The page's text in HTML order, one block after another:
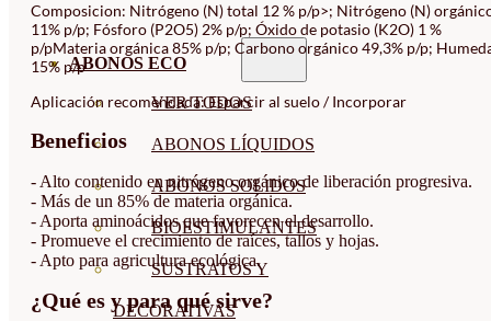
ABONOS ECO
VER TODOS
ABONOS LÍQUIDOS
ABONOS SOLIDOS
BIOESTIMULANTES
SUSTRATOS Y
DECORATIVAS
Composicion: Nitrógeno (N) total 12 % p/p>; Nitrógeno (N)
11% p/p; Fósforo (P2O5) 2% p/p; Óxido de potasio (K2O) 1 %
p/pMateria orgánica 85% p/p; Carbono orgánico 49,3% p/p;
15% p/p
Aplicación recomendada: Esparcir al suelo / Incorporar
Beneficios
- Alto contenido en nitrógeno orgánico de liberación progresiva.
- Más de un 85% de materia orgánica.
- Aporta aminoácidos que favorecen el desarrollo.
- Promueve el crecimiento de raíces, tallos y hojas.
- Apto para agricultura ecológica.
¿Qué es y para qué sirve?